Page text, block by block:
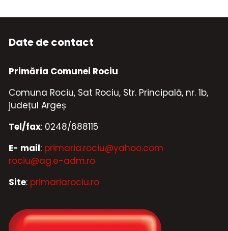
Date de contact
Primăria Comunei Rociu
Comuna Rociu, Sat Rociu, Str. Principală, nr. 1b,
județul Argeș
Tel/fax: 0248/688115
E- mail: primaria.rociu@yahoo.com
rociu@ag.e-adm.ro
Site: primariarociu.ro